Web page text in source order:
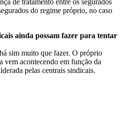
do regime próprio, no caso
ainda possam fazer para tentar
sim muito que fazer. O próprio
vem acontecendo em função da
pelas centrais sindicais.